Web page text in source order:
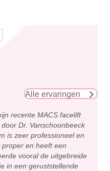
Alle ervaringen
recente MACS facelift
Dr. Vanschoonbeeck
is zeer professioneel en
en heeft een
vooral de uitgebreide
in een geruststellende